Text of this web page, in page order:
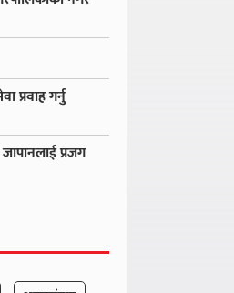
प्रवाह गर्नु
प्रजग